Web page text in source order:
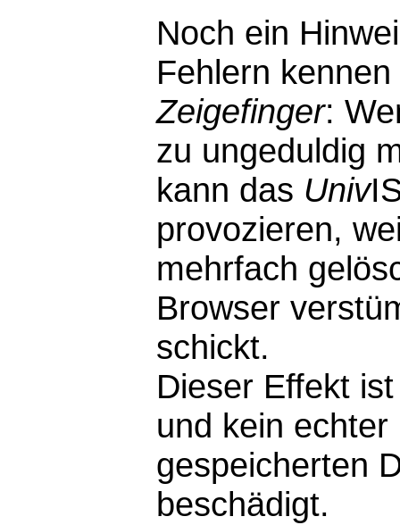
Noch ein
Fehlern
Zeigefinger:
zu ungeduldig
kann das Univ
provozieren,
mehrfach
Browser
schickt.
Dieser Effekt
und kein
gespeicherten
beschädigt.